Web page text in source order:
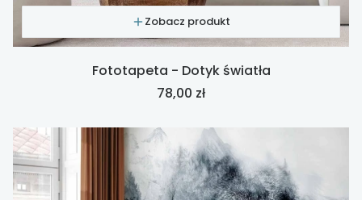
Zobacz produkt
Fototapeta - Dotyk światła
Cena
78,00 zł